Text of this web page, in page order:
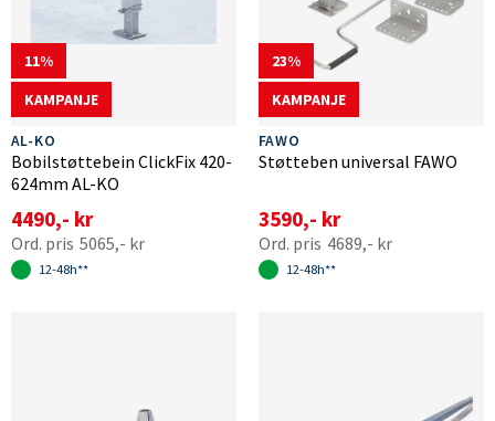
11
KAMPANJE
AL-KO
Bobilstøttebein ClickFix 420-
624mm AL-KO
4490,- kr
5065,- kr
12-48h**
23
KAMPANJE
FAWO
Støtteben universal FAWO
3590,- kr
4689,- kr
12-48h**